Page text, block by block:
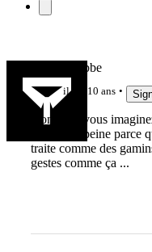
Kad D\'hebbe
il y a 10 ans
Non mais vous
réduire sa peine parce
traite comme des
gestes comme ça ...